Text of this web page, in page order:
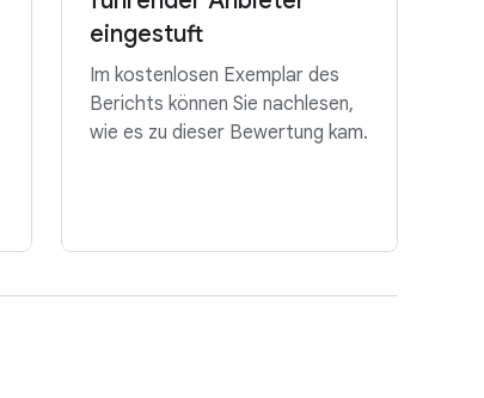
eingestuft
Im kostenlosen Exemplar des
Berichts können Sie nachlesen,
wie es zu dieser Bewertung kam.